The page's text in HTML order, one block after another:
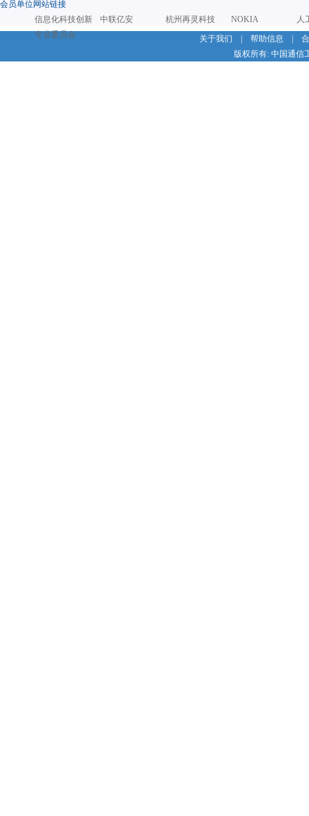
会员单位网站链接
信息化科技创新
专业委员会
中联亿安 杭州再灵科技 NOKIA
人
关于我们
帮助信息
版权所有: 中国通信